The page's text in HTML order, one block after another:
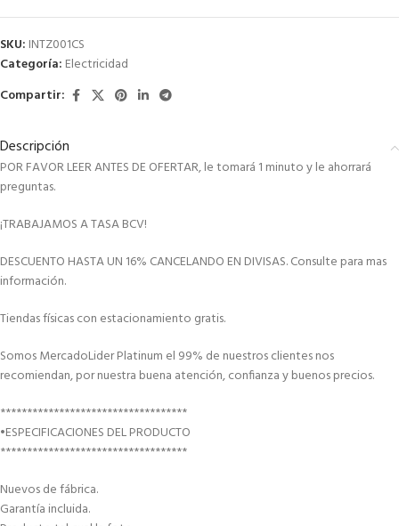
SKU: INTZ001CS
Categoría: Electricidad
Compartir:
Descripción
POR FAVOR LEER ANTES DE OFERTAR, le tomará 1 minuto y le ahorrará
preguntas.
¡TRABAJAMOS A TASA BCV!
DESCUENTO HASTA UN 16% CANCELANDO EN DIVISAS. Consulte para mas
información.
Tiendas físicas con estacionamiento gratis.
Somos MercadoLider Platinum el 99% de nuestros clientes nos
recomiendan, por nuestra buena atención, confianza y buenos precios.
***********************************
•ESPECIFICACIONES DEL PRODUCTO
***********************************
Nuevos de fábrica.
Garantía incluida.